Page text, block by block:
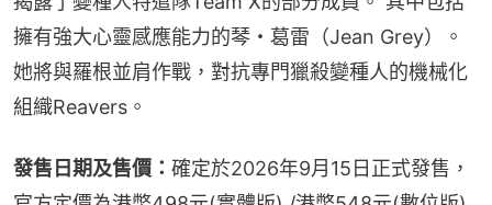
擁有強大心靈感應能力的琴・葛雷（Jean Grey）。
她將與羅根並肩作戰，對抗專門獵殺變種人的機械化
組織Reavers。
發售日期及售價： 確定於2026年9月15日正式發售，